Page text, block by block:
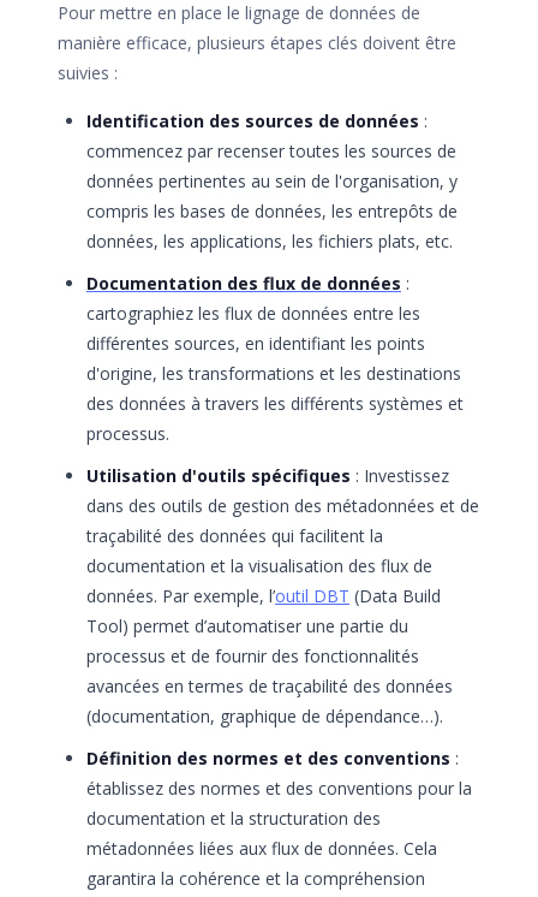
Pour mettre en place le lignage de données de
manière efficace, plusieurs étapes clés doivent être
suivies :
Identification des sources de données :
commencez par recenser toutes les sources de
données pertinentes au sein de l'organisation, y
compris les bases de données, les entrepôts de
données, les applications, les fichiers plats, etc.
Documentation des flux de données :
cartographiez les flux de données entre les
différentes sources, en identifiant les points
d'origine, les transformations et les destinations
des données à travers les différents systèmes et
processus.
Utilisation d'outils spécifiques : Investissez
dans des outils de gestion des métadonnées et de
traçabilité des données qui facilitent la
documentation et la visualisation des flux de
données. Par exemple, l’outil DBT (Data Build
Tool) permet d’automatiser une partie du
processus et de fournir des fonctionnalités
avancées en termes de traçabilité des données
(documentation, graphique de dépendance…).
Définition des normes et des conventions :
établissez des normes et des conventions pour la
documentation et la structuration des
métadonnées liées aux flux de données. Cela
garantira la cohérence et la compréhension